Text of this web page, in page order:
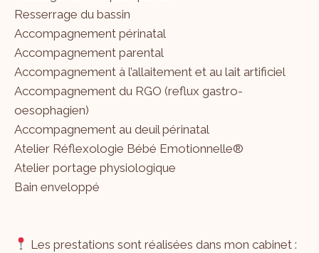
Resserrage du bassin
Accompagnement périnatal
Accompagnement parental
Accompagnement à l’allaitement et au lait artificiel
Accompagnement du RGO (reflux gastro-
oesophagien)
Accompagnement au deuil périnatal
Atelier Réflexologie Bébé Emotionnelle®
Atelier portage physiologique
Bain enveloppé
Les prestations sont réalisées dans mon cabinet :